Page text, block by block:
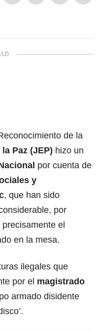
de la
Paz (JEP) hizo un
por cuenta de
y
, que han sido
por
el
en la mesa.
ilegales que
por el magistrado
armado disidente